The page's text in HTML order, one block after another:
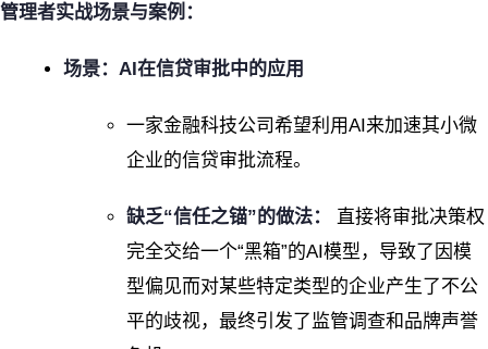
管理者实战场景与案例：
场景：AI在信贷审批中的应用
一家金融科技公司希望利用AI来加速其小微
企业的信贷审批流程。
缺乏“信任之锚”的做法：
直接将审批决策权
完全交给一个“黑箱”的AI模型，导致了因模
型偏见而对某些特定类型的企业产生了不公
平的歧视，最终引发了监管调查和品牌声誉